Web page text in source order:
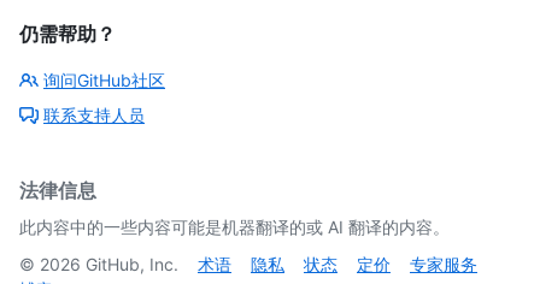
仍需帮助？
询问GitHub社区
联系支持人员
法律信息
此内容中的一些内容可能是机器翻译的或 AI 翻译的内容。
© 2026 GitHub, Inc. 术语 隐私 状态 定价
专家服务